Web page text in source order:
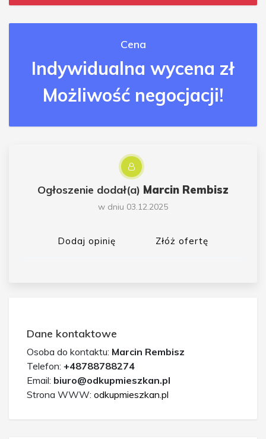
Cena
Indywidualna wycena zł
Możliwość negocjacji!
Ogłoszenie dodał(a) Marcin Rembisz
w dniu 03.12.2025
Dodaj opinię Złóż ofertę
Dane kontaktowe
Osoba do kontaktu: Marcin Rembisz
Telefon: +48788788274
Email: biuro@odkupmieszkan.pl
Strona WWW: odkupmieszkan.pl